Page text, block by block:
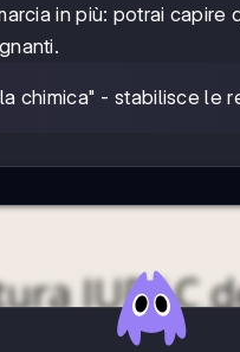
in più: potrai capire
chimica" - stabilisce le